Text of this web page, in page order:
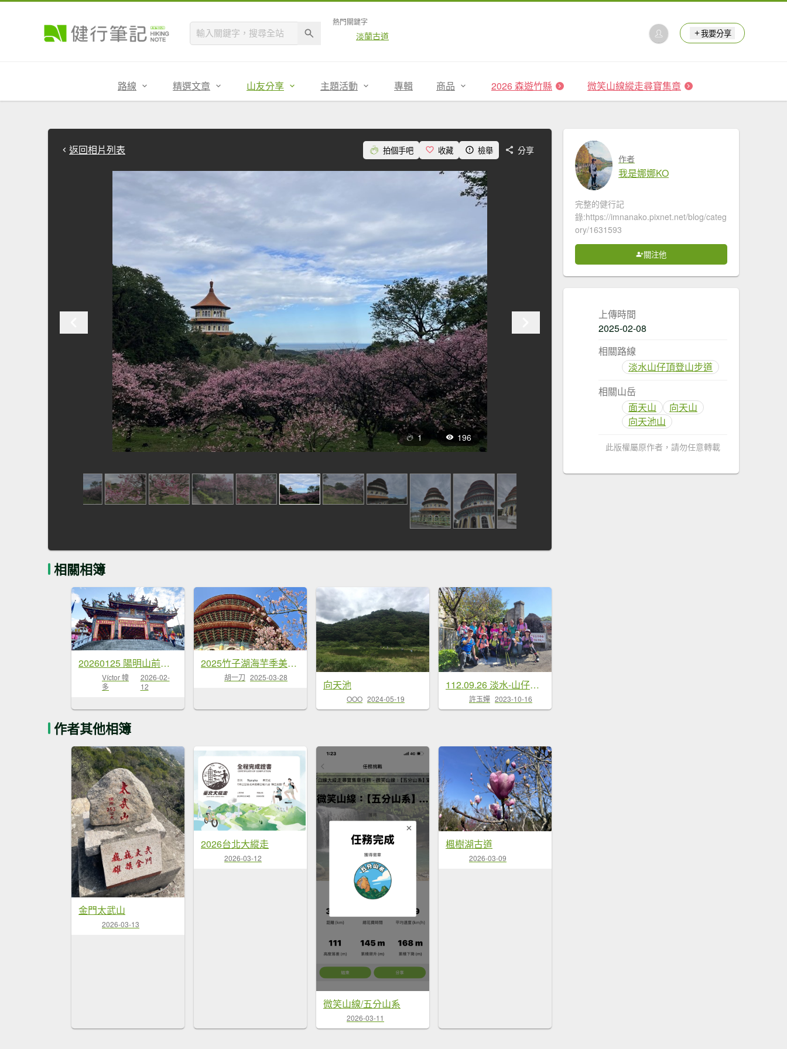
熱門關鍵字
淡蘭古道 我要分享
路線 精選文章 山友分享 主題活動 專輯 商品 2026 森遊竹縣 微笑山線縱走尋寶集章
返回相片列表 拍個手吧 收藏 檢舉 分享
1 196
相關相簿
20260125 陽明山前後山健行(無極天元宮~山仔頂步道.向天池.向天山.面天山.二子坪)
Víctor 幃
多
2026-02-
12
2025竹子湖海芋季美不勝收，最受歡迎的國家公園陽明山國家公園，親子皆宜，適合各式玩家
胡一刀 2025-03-28
向天池
OOO 2024-05-19
112.09.26 淡水-山仔頂古道
許玉嬋 2023-10-16
作者其他相簿
金門太武山
2026-03-13
2026台北大縱走
2026-03-12
微笑山線/五分山系
2026-03-11
楓樹湖古道
2026-03-09
作者
我是娜娜KO
完整的健行記
錄:https://imnanako.pixnet.net/blog/categ
ory/1631593
關注他
上傳時間
2025-02-08
相關路線
淡水山仔頂登山步道
相關山岳
面天山
向天山
向天池山
此版權屬原作者，請勿任意轉載